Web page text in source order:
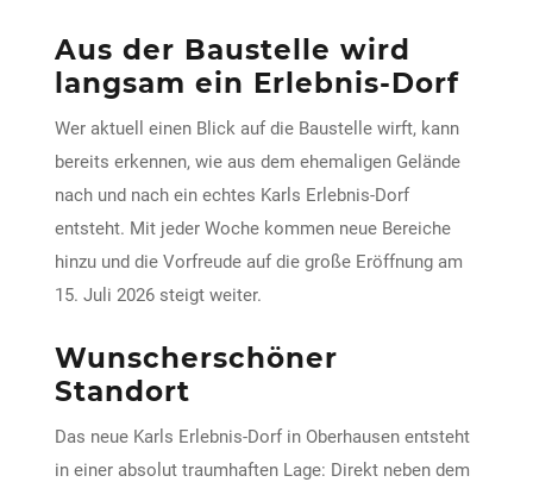
Aus der Baustelle wird
langsam ein Erlebnis-Dorf
Wer aktuell einen Blick auf die Baustelle wirft, kann
bereits erkennen, wie aus dem ehemaligen Gelände
nach und nach ein echtes Karls Erlebnis-Dorf
entsteht. Mit jeder Woche kommen neue Bereiche
hinzu und die Vorfreude auf die große Eröffnung am
15. Juli 2026 steigt weiter.
Wunscherschöner
Standort
Das neue Karls Erlebnis-Dorf in Oberhausen entsteht
in einer absolut traumhaften Lage: Direkt neben dem